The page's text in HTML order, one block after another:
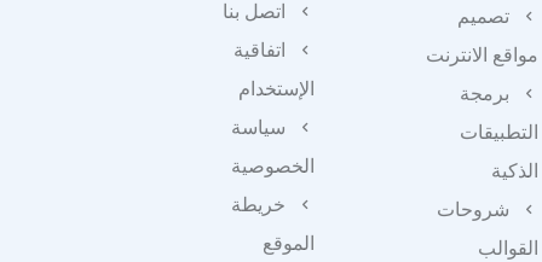
تصميم
مواقع الانترنت
برمجة
التطبيقات
الذكية
شروحات
القوالب
اتصل بنا
اتفاقية
الإستخدام
سياسة
الخصوصية
خريطة
الموقع